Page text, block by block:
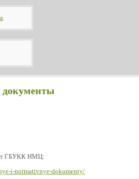
ГБУКК НМЦ:
i-normativnye-dokumenty/